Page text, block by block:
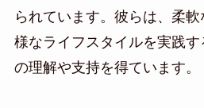
られています。彼らは、柔
様なライフスタイルを実践
の理解や支持を得ています。